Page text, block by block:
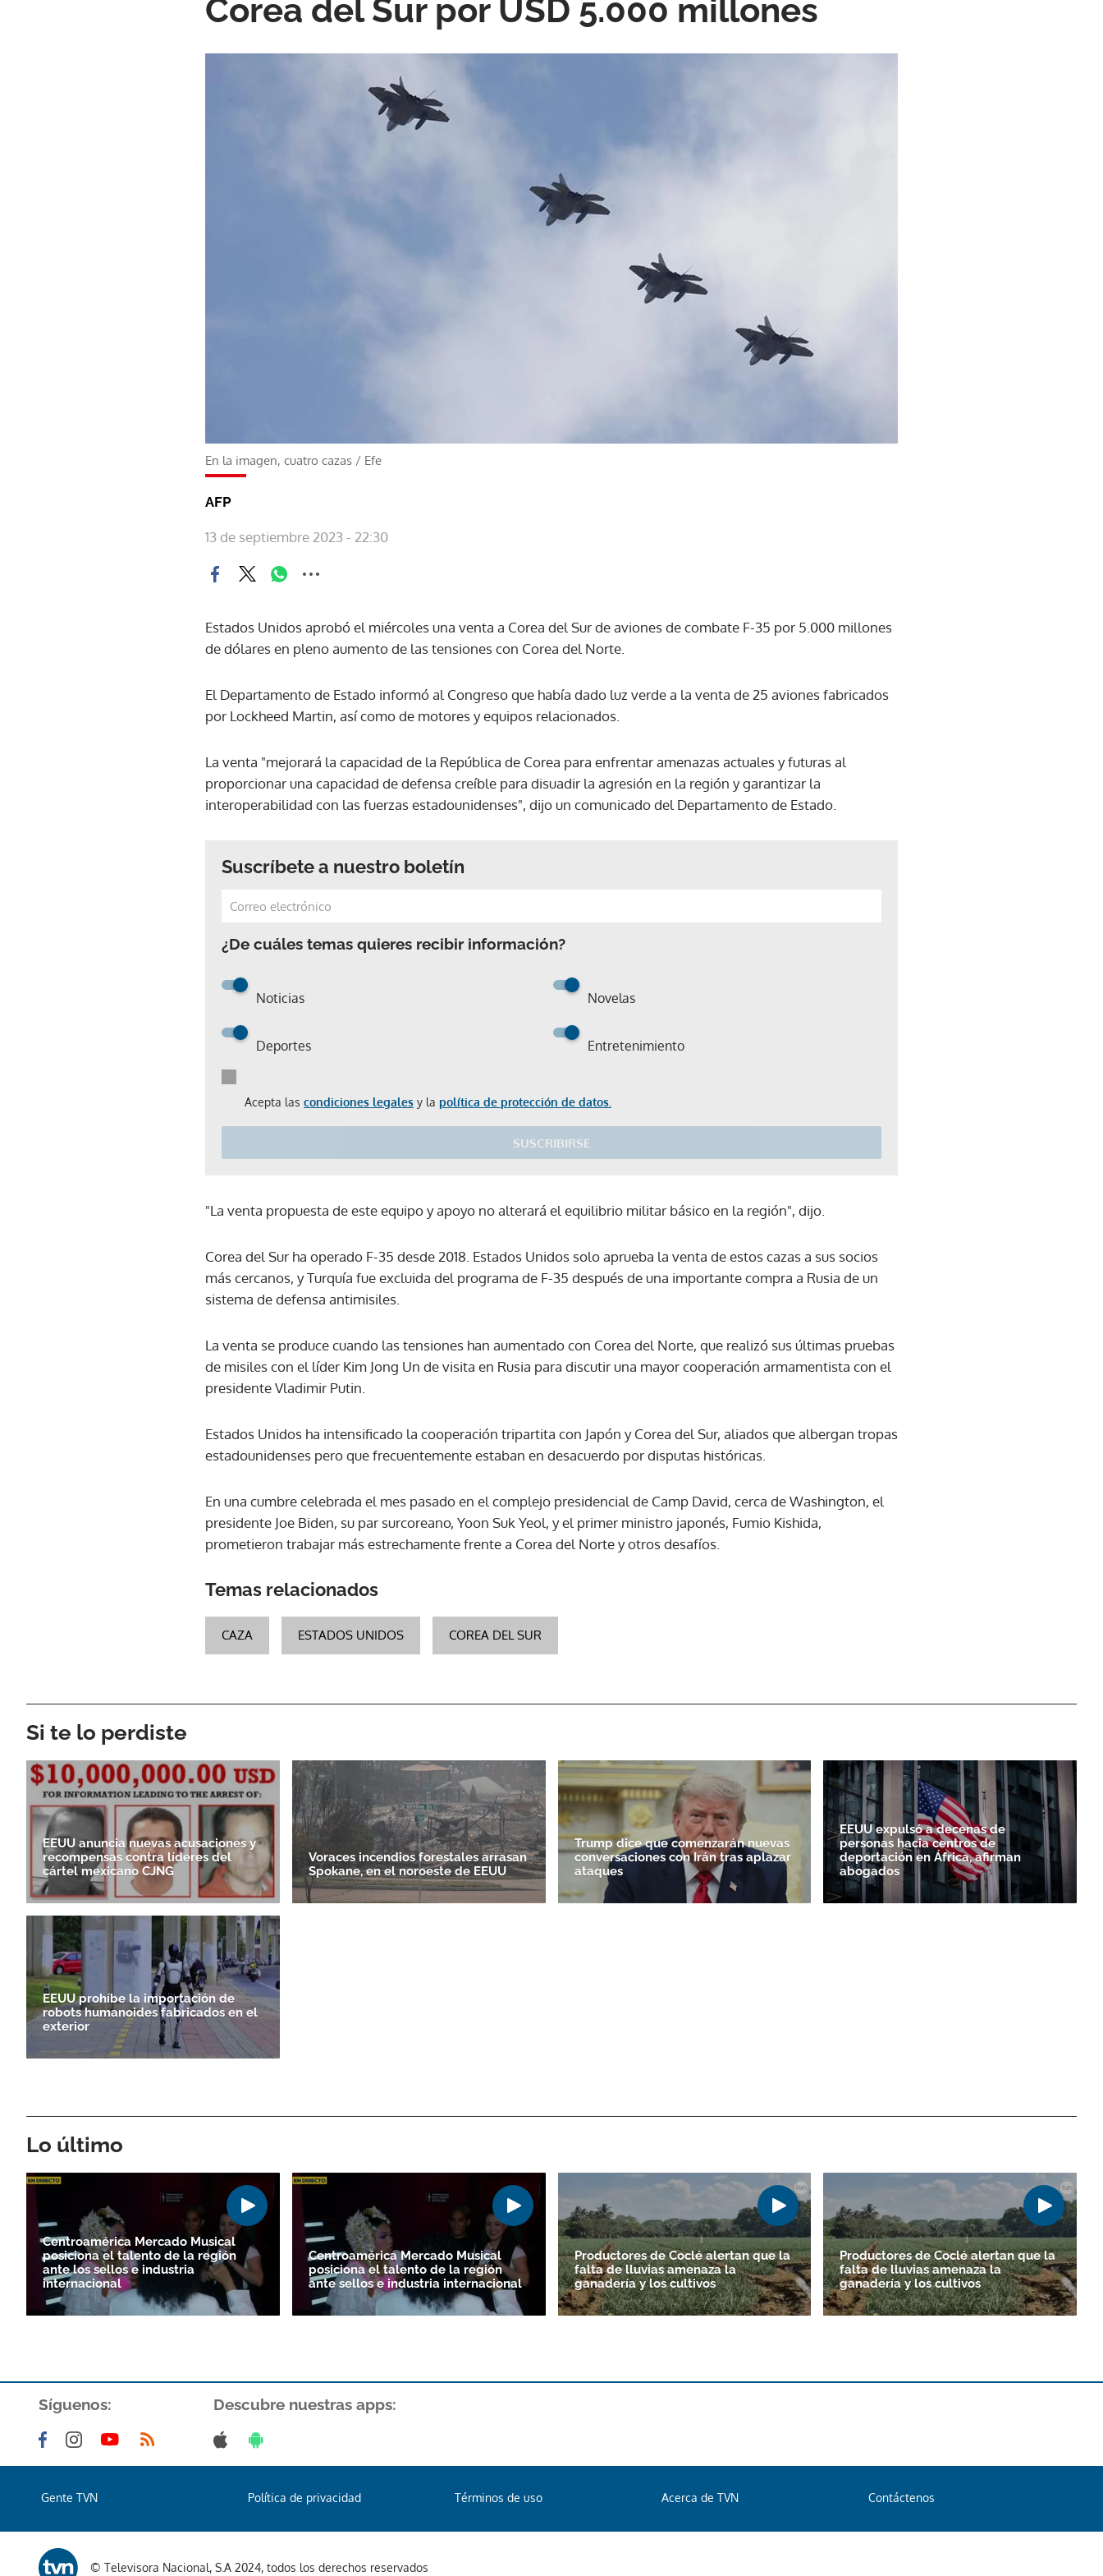
Corea del Sur por USD 5.000 millones
En la imagen, cuatro cazas / Efe
AFP
13 de septiembre 2023 - 22:30
Estados Unidos aprobó el miércoles una venta a Corea del Sur de aviones de combate F-35 por 5.000 millones
de dólares en pleno aumento de las tensiones con Corea del Norte.
El Departamento de Estado informó al Congreso que había dado luz verde a la venta de 25 aviones fabricados
por Lockheed Martin, así como de motores y equipos relacionados.
La venta "mejorará la capacidad de la República de Corea para enfrentar amenazas actuales y futuras al
proporcionar una capacidad de defensa creíble para disuadir la agresión en la región y garantizar la
interoperabilidad con las fuerzas estadounidenses", dijo un comunicado del Departamento de Estado.
Suscríbete a nuestro boletín
¿De cuáles temas quieres recibir información?
Noticias Novelas
Deportes Entretenimiento
Acepta las condiciones legales y la política de protección de datos.
SUSCRIBIRSE
Gracias por suscribirte a nuestro boletín.
ACEPTAR
"La venta propuesta de este equipo y apoyo no alterará el equilibrio militar básico en la región", dijo.
Corea del Sur ha operado F-35 desde 2018. Estados Unidos solo aprueba la venta de estos cazas a sus socios
más cercanos, y Turquía fue excluida del programa de F-35 después de una importante compra a Rusia de un
sistema de defensa antimisiles.
La venta se produce cuando las tensiones han aumentado con Corea del Norte, que realizó sus últimas pruebas
de misiles con el líder Kim Jong Un de visita en Rusia para discutir una mayor cooperación armamentista con el
presidente Vladimir Putin.
Estados Unidos ha intensificado la cooperación tripartita con Japón y Corea del Sur, aliados que albergan tropas
estadounidenses pero que frecuentemente estaban en desacuerdo por disputas históricas.
En una cumbre celebrada el mes pasado en el complejo presidencial de Camp David, cerca de Washington, el
presidente Joe Biden, su par surcoreano, Yoon Suk Yeol, y el primer ministro japonés, Fumio Kishida,
prometieron trabajar más estrechamente frente a Corea del Norte y otros desafíos.
Temas relacionados
CAZA ESTADOS UNIDOS COREA DEL SUR
Si te lo perdiste
EEUU anuncia nuevas acusaciones y
recompensas contra líderes del
cártel mexicano CJNG
Voraces incendios forestales arrasan
Spokane, en el noroeste de EEUU
Trump dice que comenzarán nuevas
conversaciones con Irán tras aplazar
ataques
EEUU expulsó a decenas de
personas hacia centros de
deportación en África, afirman
abogados
EEUU prohíbe la importación de
robots humanoides fabricados en el
exterior
Lo último
Centroamérica Mercado Musical
posiciona el talento de la región
ante los sellos e industria
internacional
Centroamérica Mercado Musical
posiciona el talento de la región
ante sellos e industria internacional
Productores de Coclé alertan que la
falta de lluvias amenaza la
ganadería y los cultivos
Productores de Coclé alertan que la
falta de lluvias amenaza la
ganadería y los cultivos
Síguenos: Descubre nuestras apps:
Gente TVN Política de privacidad Términos de uso Acerca de TVN Contáctenos
© Televisora Nacional, S.A 2024, todos los derechos reservados